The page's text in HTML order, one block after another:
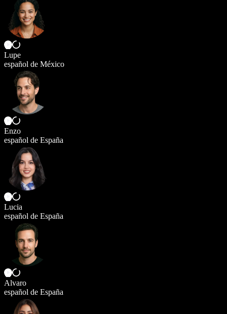
Lupe
español de México
Enzo
español de España
Lucia
español de España
Alvaro
español de España